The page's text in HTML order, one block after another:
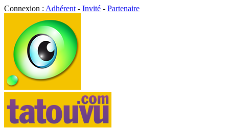
Connexion : Adhérent - Invité - Partenaire